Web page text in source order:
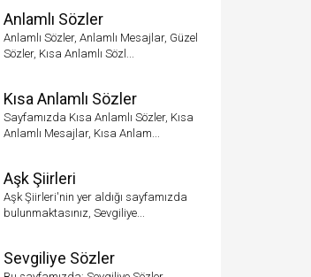
Anlamlı Sözler
Anlamlı Sözler, Anlamlı Mesajlar, Güzel
Sözler, Kısa Anlamlı Sözl...
Kısa Anlamlı Sözler
Sayfamızda Kısa Anlamlı Sözler, Kısa
Anlamlı Mesajlar, Kısa Anlam...
Aşk Şiirleri
Aşk Şiirleri'nin yer aldığı sayfamızda
bulunmaktasınız, Sevgiliye...
Sevgiliye Sözler